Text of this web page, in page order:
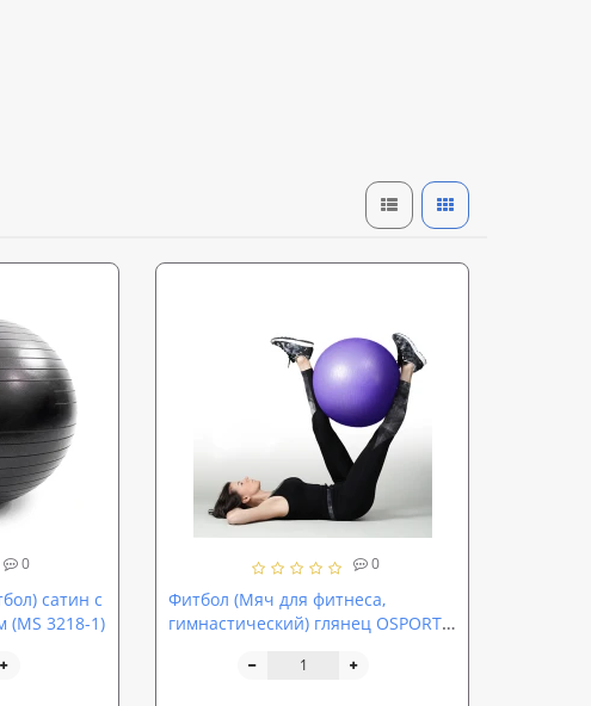
0
сатин с
(MS 3218-1)
0
Фитбол (Мяч для фитнеса,
гимнастический) глянец OSPORT